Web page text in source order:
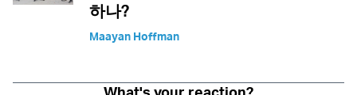
하나?
Maayan Hoffman